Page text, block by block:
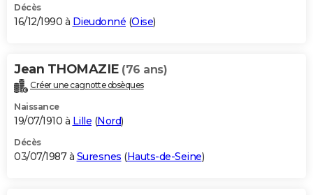
Décès
16/12/1990 à Dieudonné (Oise)
Jean THOMAZIE (76 ans)
Créer une cagnotte obsèques
Naissance
19/07/1910 à Lille (Nord)
Décès
03/07/1987 à Suresnes (Hauts-de-Seine)